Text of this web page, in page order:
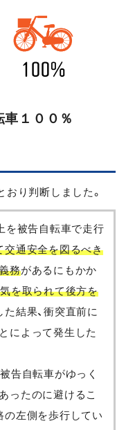
１００％
おり判断しました。
を被告自転車で走行
交通安全を図るべき
務があるにもかか
を取られて後方を
た結果、衝突直前に
によって発生した
告自転車がゆっく
ったのに避けるこ
の左側を歩行してい